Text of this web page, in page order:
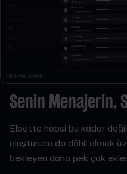
Senin Menajerin,
Elbette hepsi bu kadar
oluşturucu da dâhil olmak
bekleyen daha pek çok